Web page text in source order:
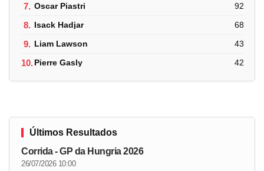
7. Oscar Piastri 92
8. Isack Hadjar 68
9. Liam Lawson 43
10.Pierre Gasly 42
Últimos Resultados
Corrida - GP da Hungria 2026
26/07/2026 10:00